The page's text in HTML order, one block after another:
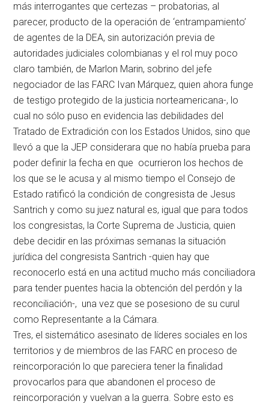
más interrogantes que certezas – probatorias, al
parecer, producto de la operación de ‘entrampamiento’
de agentes de la DEA, sin autorización previa de
autoridades judiciales colombianas y el rol muy poco
claro también, de Marlon Marin, sobrino del jefe
negociador de las FARC Ivan Márquez, quien ahora funge
de testigo protegido de la justicia norteamericana-, lo
cual no sólo puso en evidencia las debilidades del
Tratado de Extradición con los Estados Unidos, sino que
llevó a que la JEP considerara que no había prueba para
poder definir la fecha en que ocurrieron los hechos de
los que se le acusa y al mismo tiempo el Consejo de
Estado ratificó la condición de congresista de Jesus
Santrich y como su juez natural es, igual que para todos
los congresistas, la Corte Suprema de Justicia, quien
debe decidir en las próximas semanas la situación
jurídica del congresista Santrich -quien hay que
reconocerlo está en una actitud mucho más conciliadora
para tender puentes hacia la obtención del perdón y la
reconciliación-, una vez que se posesiono de su curul
como Representante a la Cámara.
Tres, el sistemático asesinato de líderes sociales en los
territorios y de miembros de las FARC en proceso de
reincorporación lo que pareciera tener la finalidad
provocarlos para que abandonen el proceso de
reincorporación y vuelvan a la guerra. Sobre esto es